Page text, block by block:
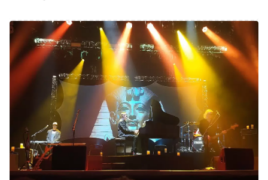
спецназа. Выжившие заложники рассказали «Снобу»,
как начался захват, что помогло им выжить и как
сложилась их жизнь после трагедии